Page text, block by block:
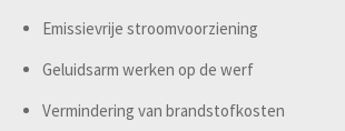
Emissievrije stroomvoorziening
Geluidsarm werken op de werf
Vermindering van brandstofkosten